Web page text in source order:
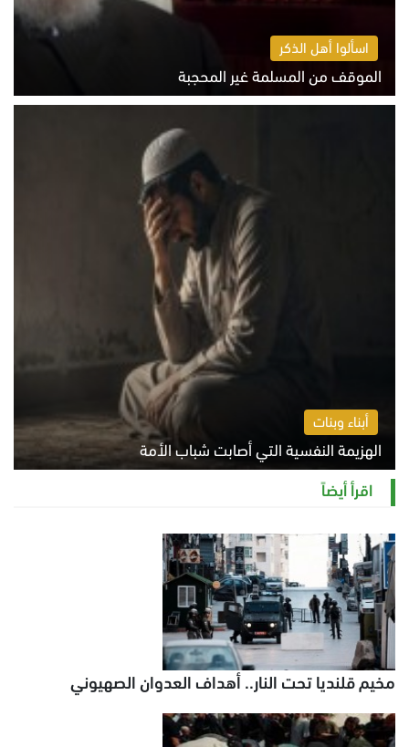
اسألوا أهل الذكر
الموقف من المسلمة غير المحجبة
الخميس 6 أغسطس 2026 10:45 ص
أبناء وبنات
الهزيمة النفسية التي أصابت شباب الأمة
الخميس 6 أغسطس 2026 11:12 ص
اقرأ أيضاً
مخيم قلنديا تحت النار.. أهداف العدوان الصهيوني